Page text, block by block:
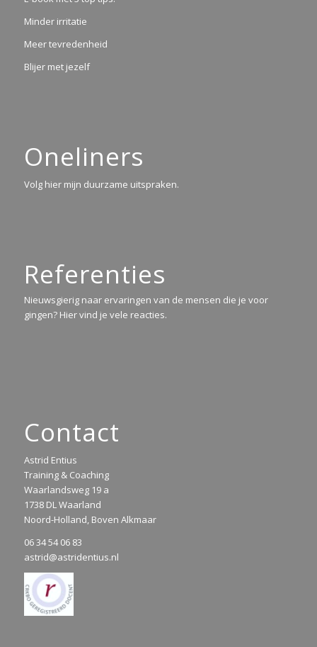
Minder irritatie
Meer tevredenheid
Blijer met jezelf
Oneliners
Volg hier mijn duurzame uitspraken.
Referenties
Nieuwsgierig naar ervaringen van de mensen die je voor
gingen? Hier vind je vele reacties.
Contact
Astrid Entius
Training & Coaching
Waarlandsweg 19 a
1738 DL Waarland
Noord-Holland, Boven Alkmaar
06 34 54 06 83
astrid@astridentius.nl